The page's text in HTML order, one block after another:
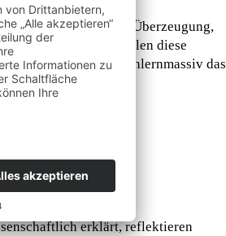
der festen Überzeugung,
Urlauber teilen diese
Latemar und Schlernmassiv das
erklärt, reflektieren